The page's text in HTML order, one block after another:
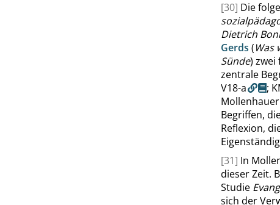
[30] Die
Dietrich
Gerds (Was
Sünde) zwei
zentrale
V18-a
;
Begriffen,
Reflexion,
[31] In
dieser Zeit.
Studie
sich der